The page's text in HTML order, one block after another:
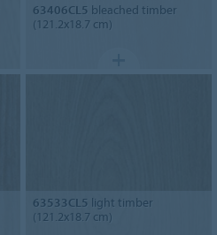
63406CL5 bleached timber
(121.2x18.7 cm)
63533CL5 light timber
(121.2x18.7 cm)